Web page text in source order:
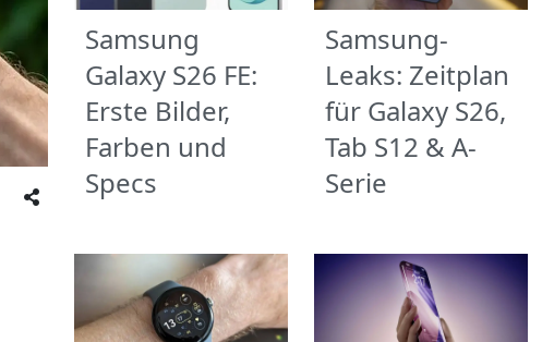
Samsung
Galaxy S26 FE:
Erste Bilder,
Farben und
Specs
Samsung-
Leaks: Zeitplan
für Galaxy S26,
Tab S12 & A-
Serie